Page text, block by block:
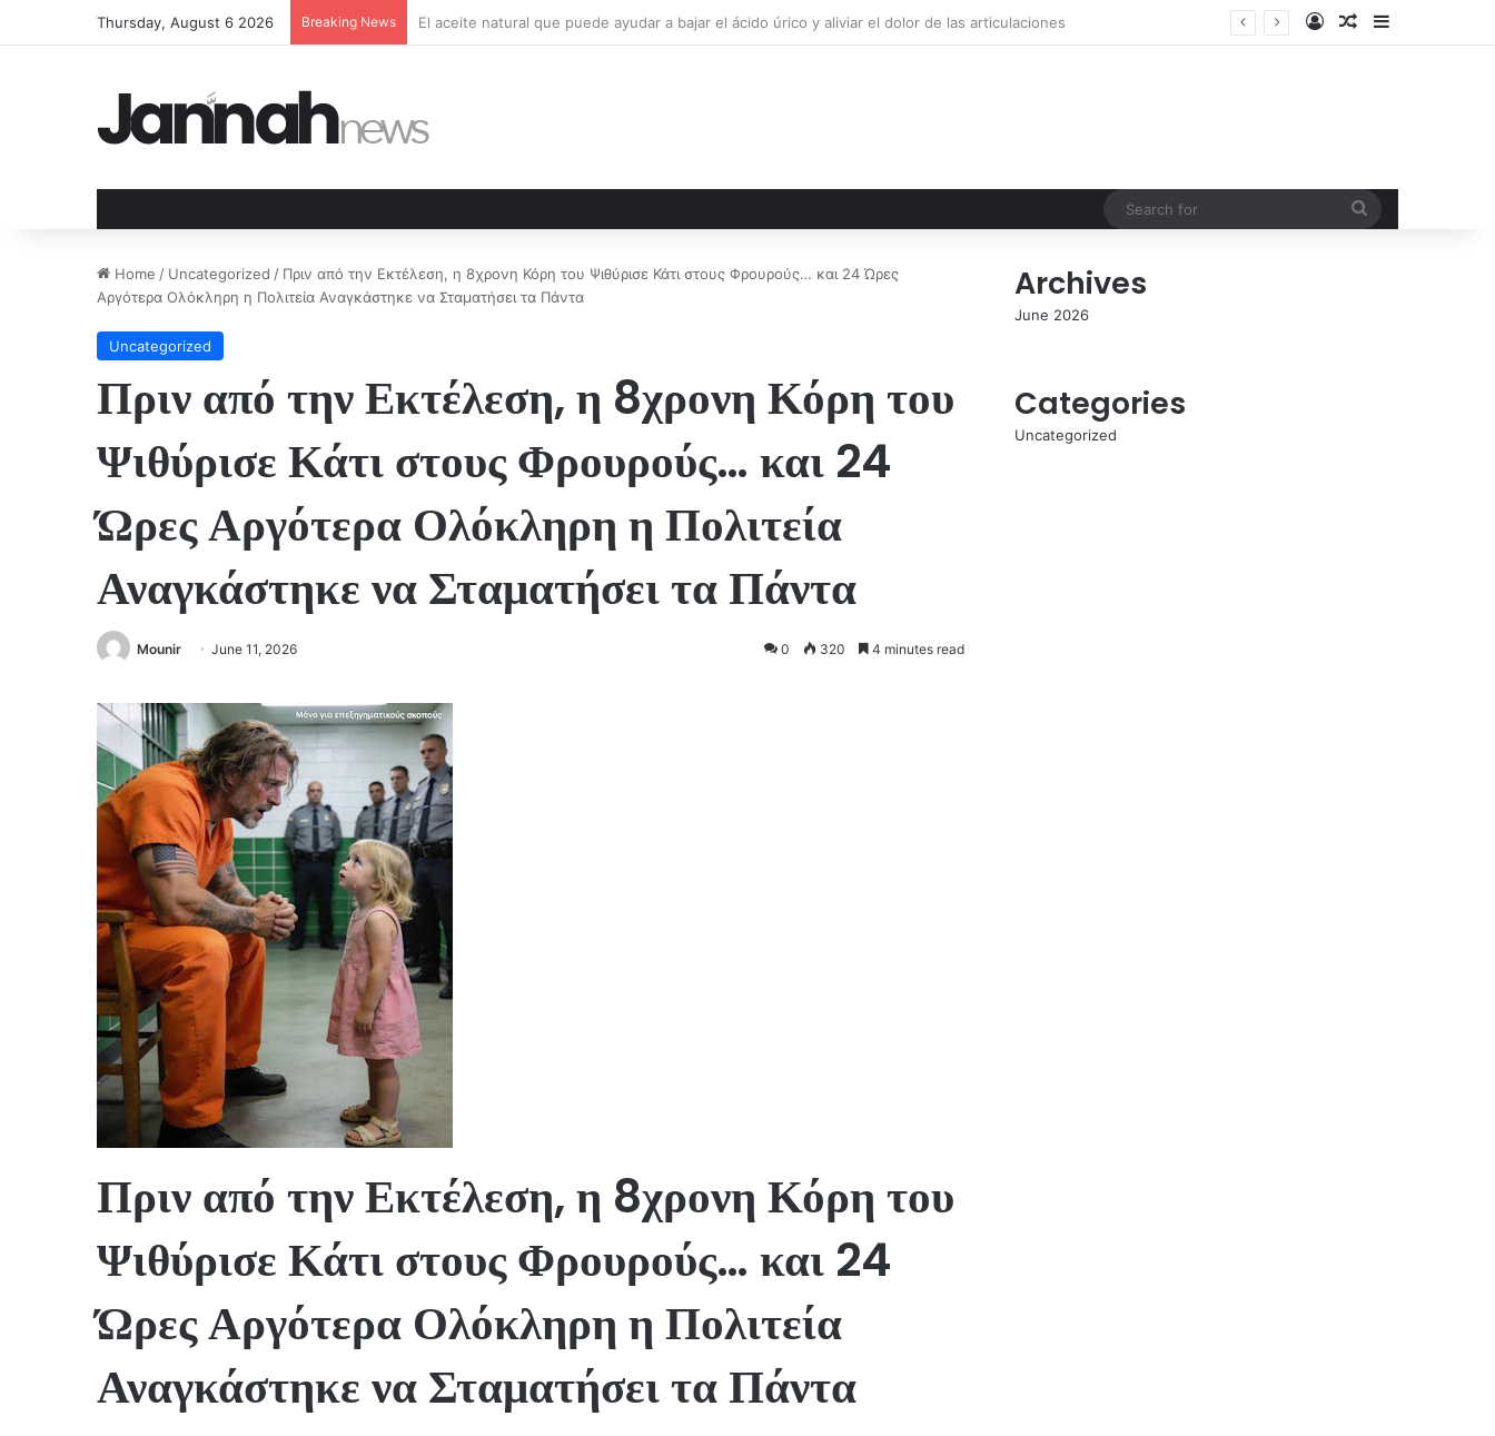
Thursday, August 6 2026 Breaking News UN SOLO VASO EN LA MAÑANA Log InRandom Article
Sidebar
Home / Uncategorized / Πριν από την Εκτέλεση, η 8χρονη Κόρη του Ψιθύρισε Κάτι στους Φρουρούς… και 24 Ώρες
Αργότερα Ολόκληρη η Πολιτεία Αναγκάστηκε να Σταματήσει τα Πάντα
Uncategorized
Πριν από την Εκτέλεση, η 8χρονη Κόρη του
Ψιθύρισε Κάτι στους Φρουρούς… και 24
Ώρες Αργότερα Ολόκληρη η Πολιτεία
Αναγκάστηκε να Σταματήσει τα Πάντα
Mounir June 11, 2026 0 320 4 minutes read
Πριν από την Εκτέλεση, η 8χρονη Κόρη του
Ψιθύρισε Κάτι στους Φρουρούς… και 24
Ώρες Αργότερα Ολόκληρη η Πολιτεία
Αναγκάστηκε να Σταματήσει τα Πάντα
Archives
June 2026
Categories
Uncategorized